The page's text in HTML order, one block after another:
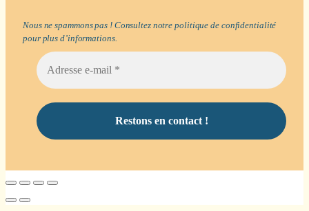
Nous ne spammons pas ! Consultez notrepolitique de confidentialité
pour plus d’informations.